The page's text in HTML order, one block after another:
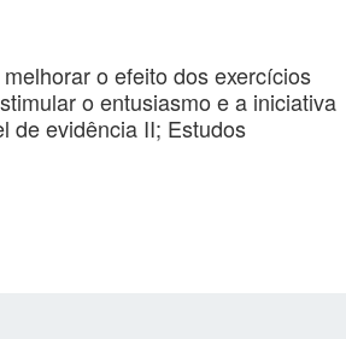
o efeito dos exercícios
o entusiasmo e a iniciativa
de evidência II; Estudos